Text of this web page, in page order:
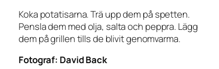
Koka potatisarna. Trä upp dem på spetten.
Pensla dem med olja, salta och peppra. Lägg
dem på grillen tills de blivit genomvarma.
Fotograf: David Back